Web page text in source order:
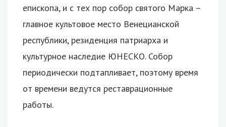
епископа, и с тех пор собор святого Марка –
главное культовое место Венецианской
республики, резиденция патриарха и
культурное наследие ЮНЕСКО. Собор
периодически подтапливает, поэтому время
от времени ведутся реставрационные
работы.